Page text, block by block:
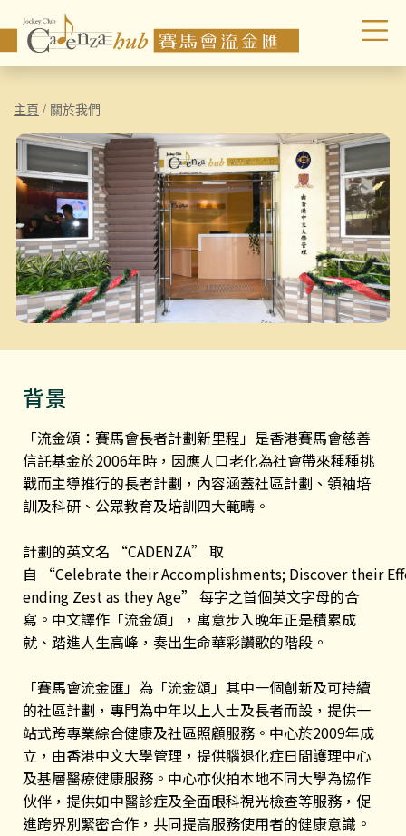
主頁 / 關於我們
背景
「流金頌：賽馬會長者計劃新里程」是香港賽馬會慈善
信託基金於2006年時，因應人口老化為社會帶來種種挑
戰而主導推行的長者計劃，內容涵蓋社區計劃、領袖培
訓及科研、公眾教育及培訓四大範疇。
計劃的英文名 “CADENZA” 取
自 “Celebrate their Accomplishments; Discover their
ending Zest as they Age” 每字之首個英文字母的合
寫。中文譯作「流金頌」，寓意步入晚年正是積累成
就、踏進人生高峰，奏出生命華彩讚歌的階段。
「賽馬會流金匯」為「流金頌」其中一個創新及可持續
的社區計劃，專門為中年以上人士及長者而設，提供一
站式跨專業綜合健康及社區照顧服務。中心於2009年成
立，由香港中文大學管理，提供腦退化症日間護理中心
及基層醫療健康服務。中心亦伙拍本地不同大學為協作
伙伴，提供如中醫診症及全面眼科視光檢查等服務，促
進跨界別緊密合作，共同提高服務使用者的健康意識。